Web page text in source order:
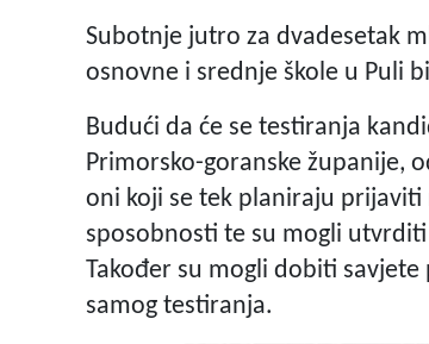
Subotnje jutro za dvadesetak
osnovne i srednje škole u Puli
Budući da će se testiranja
Primorsko-goranske županije,
oni koji se tek planiraju
sposobnosti te su mogli
Također su mogli dobiti
samog testiranja.